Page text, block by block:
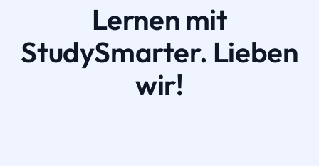
Lernen mit
StudySmarter. Lieben
wir!